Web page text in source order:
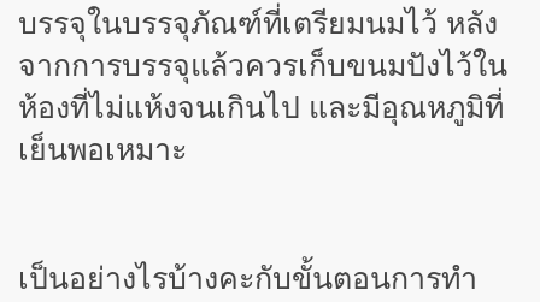
บรรจุในบรรจุภัณฑ์ที่เตรียมนมไว้ หลัง
จากการบรรจุแล้วควรเก็บขนมปังไว้ใน
ห้องที่ไม่แห้งจนเกินไป และมีอุณหภูมิที่
เย็นพอเหมาะ
เป็นอย่างไรบ้างคะกับขั้นตอนการทำ